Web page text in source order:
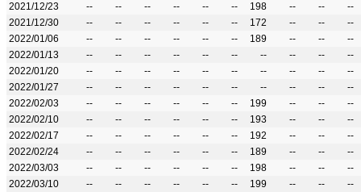
2021/12/23
-- -- -- -- -- -- 198 -- --
--
2021/12/30
-- -- -- -- -- -- 172 -- --
--
2022/01/06
-- -- -- -- -- -- 189 -- --
--
2022/01/13
-- -- -- -- -- -- -- -- --
--
2022/01/20
-- -- -- -- -- -- -- -- --
--
2022/01/27
-- -- -- -- -- -- -- -- --
--
2022/02/03
-- -- -- -- -- -- 199 -- --
--
2022/02/10
-- -- -- -- -- -- 193 -- --
--
2022/02/17
-- -- -- -- -- -- 192 -- --
--
2022/02/24
-- -- -- -- -- -- 189 -- --
--
2022/03/03
-- -- -- -- -- -- 198 -- --
--
2022/03/10
-- -- -- -- -- -- 199 -- --
--